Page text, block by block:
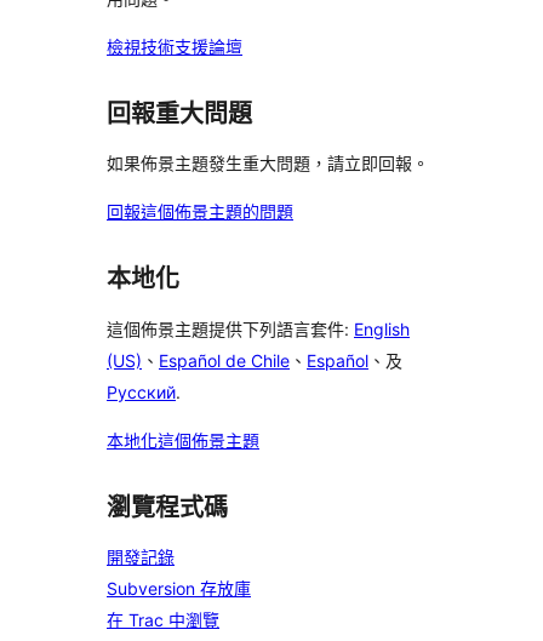
檢視技術支援論壇
回報重大問題
如果佈景主題發生重大問題，請立即回報。
回報這個佈景主題的問題
本地化
這個佈景主題提供下列語言套件: English
(US) 、 Español de Chile 、 Español 、及
Русский.
本地化這個佈景主題
瀏覽程式碼
開發記錄
Subversion 存放庫
在 Trac 中瀏覽